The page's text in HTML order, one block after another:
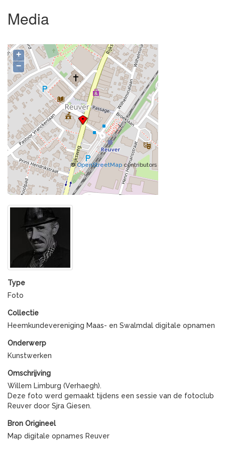
Media
+
−
©OpenStreetMap contributors
Type
Foto
Collectie
Heemkundevereniging Maas- en Swalmdal digitale opnamen
Onderwerp
Kunstwerken
Omschrijving
Willem Limburg (Verhaegh).
Deze foto werd gemaakt tijdens een sessie van de fotoclub
Reuver door Sjra Giesen.
Bron Origineel
Map digitale opnames Reuver